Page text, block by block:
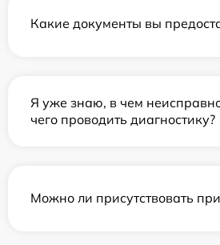
Какие документы вы
Я уже знаю, в чем
чего проводить диагностику?
Можно ли присутствовать